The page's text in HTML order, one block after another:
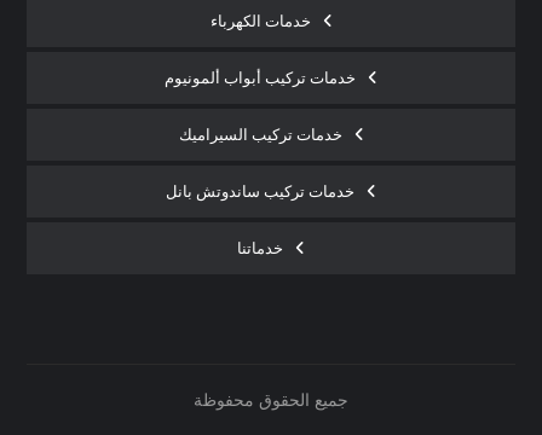
خدمات الكهرباء
خدمات تركيب أبواب ألمونيوم
خدمات تركيب السيراميك
خدمات تركيب ساندوتش بانل
خدماتنا
جميع الحقوق محفوظة